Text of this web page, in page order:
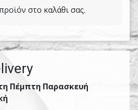
στο καλάθι σας.
Πέμπτη Παρασκευή